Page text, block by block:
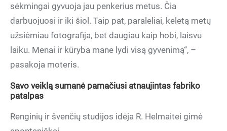
sėkmingai gyvuoja jau penkerius metus. Čia
darbuojuosi ir iki šiol. Taip pat, paraleliai, keletą metų
užsiėmiau fotografija, bet daugiau kaip hobi, laisvu
laiku. Menai ir kūryba mane lydi visą gyvenimą“, –
pasakoja moteris.
Savo veiklą sumanė pamačiusi atnaujintas fabriko
patalpas
Renginių ir švenčių studijos idėja R. Helmaitei gimė